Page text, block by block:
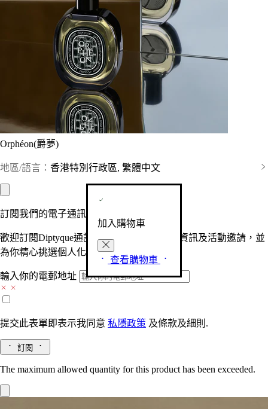
Orphéon(爵夢)
地區/語言： 香港特別行政區, 繁體中文
加入購物車
查看購物車
訂閱我們的電子通訊
歡迎訂閱Diptyque通訊，接收品牌最新產品資訊及活動邀請，並
為你精心挑選個人化的驚喜及禮物。
輸入你的電郵地址
提交此表單即表示我同意 私隱政策 及條款及細則.
訂閱
The maximum allowed quantity for this product has been exceeded.